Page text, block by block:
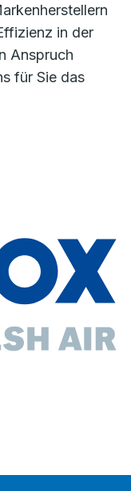
in der
Anspruch
für Sie das